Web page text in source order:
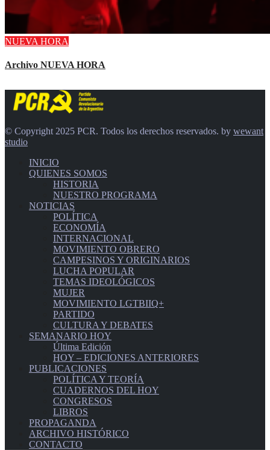
NUEVA HORA
Archivo NUEVA HORA
© Copyright 2025 PCR. Todos los derechos reservados. by wewant
studio
INICIO
QUIENES SOMOS
HISTORIA
NUESTRO PROGRAMA
NOTICIAS
POLÍTICA
ECONOMÍA
INTERNACIONAL
MOVIMIENTO OBRERO
CAMPESINOS Y ORIGINARIOS
LUCHA POPULAR
TEMAS IDEOLÓGICOS
MUJER
MOVIMIENTO LGTBIIQ+
PARTIDO
CULTURA Y DEBATES
SEMANARIO HOY
Última Edición
HOY – EDICIONES ANTERIORES
PUBLICACIONES
POLÍTICA Y TEORÍA
CUADERNOS DEL HOY
CONGRESOS
LIBROS
PROPAGANDA
ARCHIVO HISTÓRICO
CONTACTO